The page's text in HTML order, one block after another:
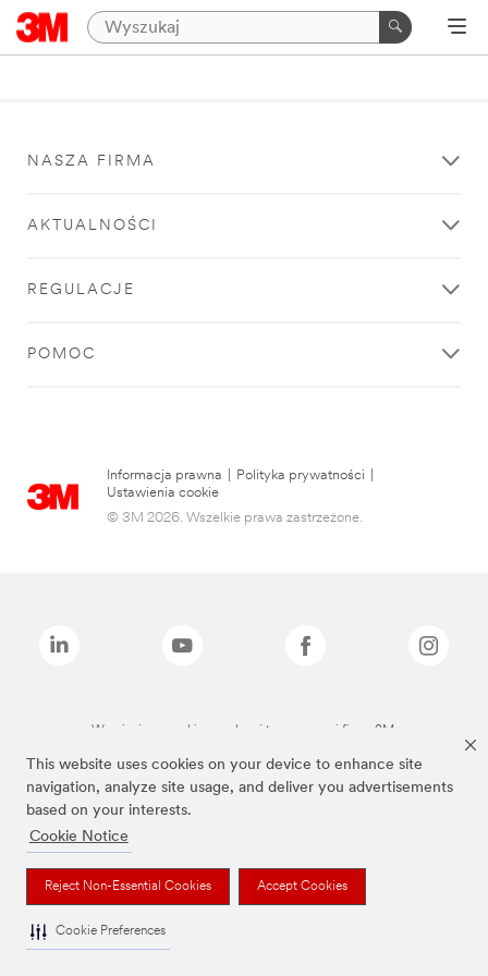
This website uses cookies on your device to enhance site
navigation, analyze site usage, and deliver you advertisements
based on your interests.
Cookie Notice
Reject Non-Essential Cookies Accept Cookies
Cookie Preferences
NASZA FIRMA
AKTUALNOŚCI
REGULACJE
POMOC
Informacja prawna Polityka prywatności
Ustawienia cookie
© 3M 2026. Wszelkie prawa zastrzeżone.
Wymienione marki są znakami towarowymi firmy 3M.